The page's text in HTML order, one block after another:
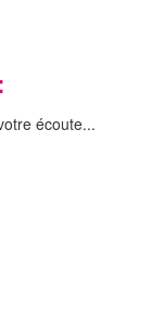
écoute...